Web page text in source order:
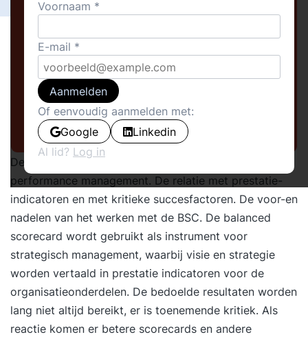
De Balanced Score Card als instrument voor beter
performance management. De relatie met prestatie-
indicatoren en met kritieke succesfactoren. De voor-en
nadelen van het werken met de BSC. De balanced
scorecard wordt gebruikt als instrument voor
strategisch management, waarbij visie en strategie
worden vertaald in prestatie indicatoren voor de
organisatieonderdelen. De bedoelde resultaten worden
lang niet altijd bereikt, er is toenemende kritiek. Als
reactie komen er betere scorecards en andere
Voornaam
E-mail
Aanmelden
Of eenvoudig aanmelden met:
Google
Linkedin
Al lid? Log in